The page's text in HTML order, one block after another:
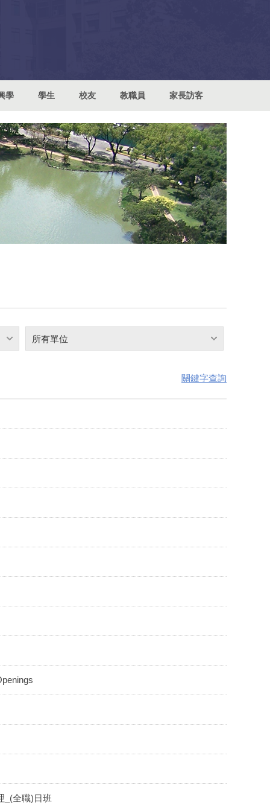
學 學生 校友 教職員 家長訪客
所有單位
關鍵字查詢
_(全職)日班